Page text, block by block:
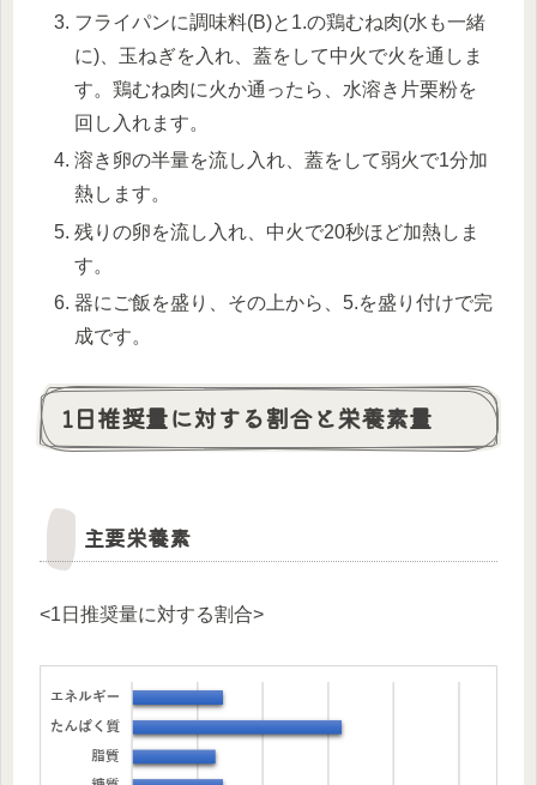
フライパンに調味料(B)と1.の鶏むね肉(水も一緒
に)、玉ねぎを入れ、蓋をして中火で火を通しま
す。鶏むね肉に火か通ったら、水溶き片栗粉を
回し入れます。
溶き卵の半量を流し入れ、蓋をして弱火で1分加
熱します。
残りの卵を流し入れ、中火で20秒ほど加熱しま
す。
器にご飯を盛り、その上から、5.を盛り付けで完
成です。
1日推奨量に対する割合と栄養素量
主要栄養素
<1日推奨量に対する割合>